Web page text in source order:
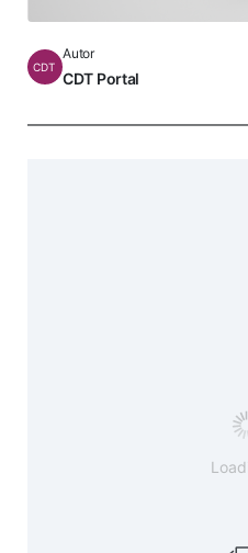
CDT
Autor
CDT Portal